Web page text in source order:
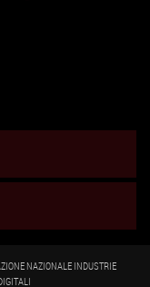
NAZIONALE INDUSTRIE